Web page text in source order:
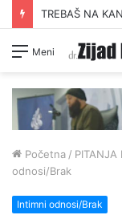
ŠUTNJA DAIJA
Meni
Početna / PITANJA
odnosi/Brak
Intimni odnosi/Brak